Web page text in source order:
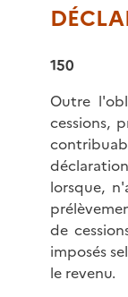
150
Outre
cessions,
lorsque,
de
imposés
le revenu.